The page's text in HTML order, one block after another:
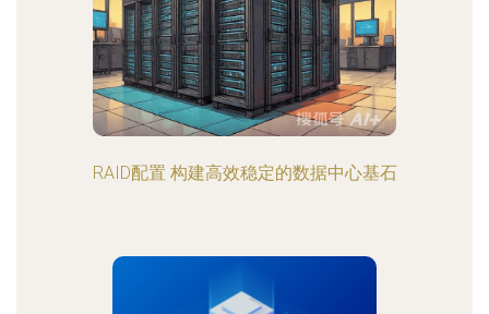
RAID配置 构建高效稳定的数据中心基石